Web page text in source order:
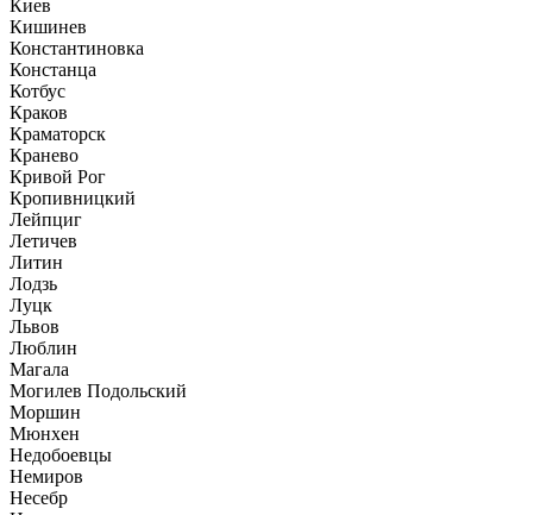
Киев
Кишинев
Константиновка
Констанца
Котбус
Краков
Краматорск
Кранево
Кривой Рог
Кропивницкий
Лейпциг
Летичев
Литин
Лодзь
Луцк
Львов
Люблин
Магала
Могилев Подольский
Моршин
Мюнхен
Недобоевцы
Немиров
Несебр